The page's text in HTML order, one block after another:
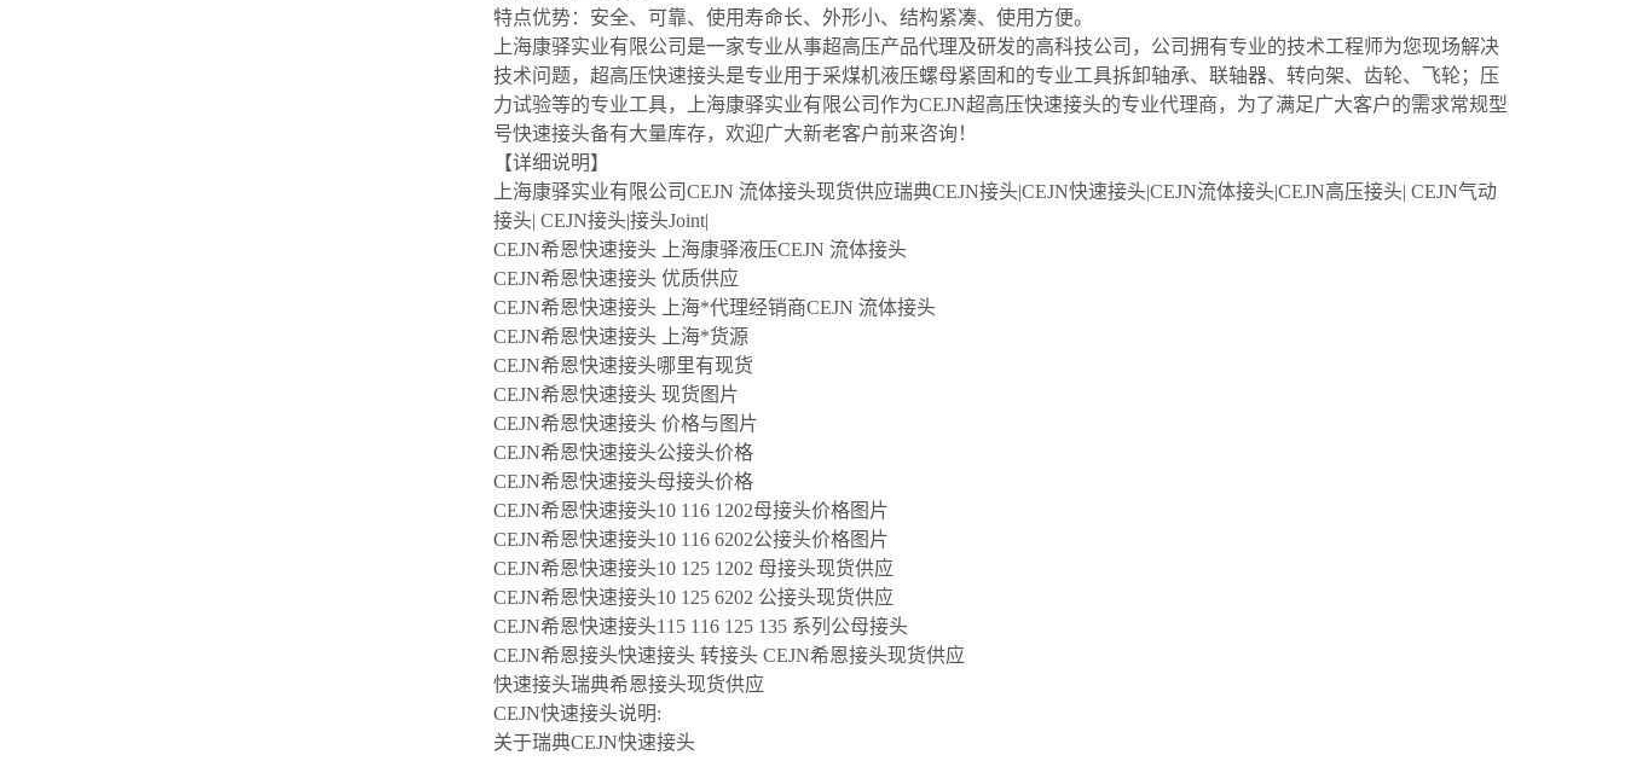
特点优势：安全、可靠、使用寿命长、外形小、结构紧凑、使用方便。
上海康驿实业有限公司是一家专业从事超高压产品代理及研发的高科技公司，公司拥有专业的技术工程师为您现场解决
技术问题，超高压快速接头是专业用于采煤机液压螺母紧固和的专业工具拆卸轴承、联轴器、转向架、齿轮、飞轮；压
力试验等的专业工具，上海康驿实业有限公司作为CEJN超高压快速接头的专业代理商，为了满足广大客户的需求常规型
号快速接头备有大量库存，欢迎广大新老客户前来咨询！
【详细说明】
上海康驿实业有限公司CEJN 流体接头现货供应瑞典CEJN接头|CEJN快速接头|CEJN流体接头|CEJN高压接头| CEJN气动
接头| CEJN接头|接头Joint|
CEJN希恩快速接头 上海康驿液压CEJN 流体接头
CEJN希恩快速接头 优质供应
CEJN希恩快速接头 上海*代理经销商CEJN 流体接头
CEJN希恩快速接头 上海*货源
CEJN希恩快速接头哪里有现货
CEJN希恩快速接头 现货图片
CEJN希恩快速接头 价格与图片
CEJN希恩快速接头公接头价格
CEJN希恩快速接头母接头价格
CEJN希恩快速接头10 116 1202母接头价格图片
CEJN希恩快速接头10 116 6202公接头价格图片
CEJN希恩快速接头10 125 1202 母接头现货供应
CEJN希恩快速接头10 125 6202 公接头现货供应
CEJN希恩快速接头115 116 125 135 系列公母接头
CEJN希恩接头快速接头 转接头 CEJN希恩接头现货供应
快速接头瑞典希恩接头现货供应
CEJN快速接头说明:
关于瑞典CEJN快速接头